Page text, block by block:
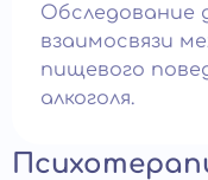
Обследование
взаимосвязи
пищевого
алкоголя.